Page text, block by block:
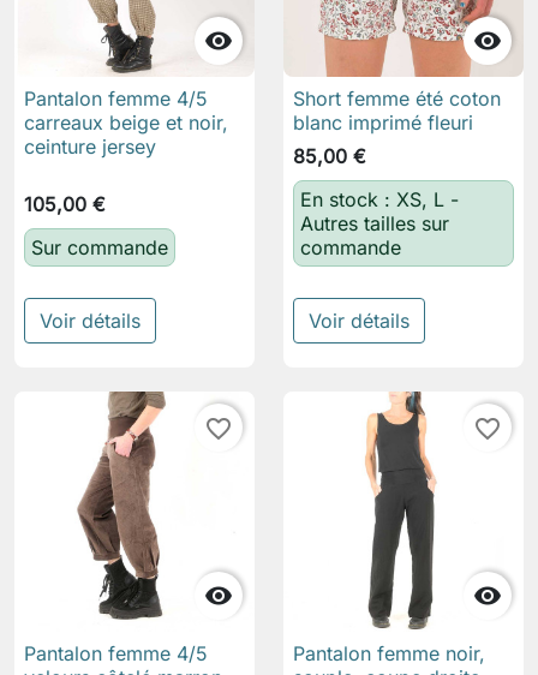

Pantalon femme 4/5
carreaux beige et noir,
ceinture jersey
105,00 €
Sur commande
Voir détails

Short femme été coton
blanc imprimé fleuri
85,00 €
En stock : XS, L -
Autres tailles sur
commande
Voir détails

favorite_border
Pantalon femme 4/5

favorite_border
Pantalon femme noir,